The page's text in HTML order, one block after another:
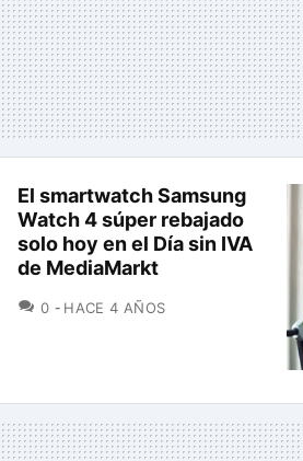
El smartwatch Samsung
Watch 4 súper rebajado
solo hoy en el Día sin IVA
de MediaMarkt
0 COMENTARIOS
HACE 4 AÑOS